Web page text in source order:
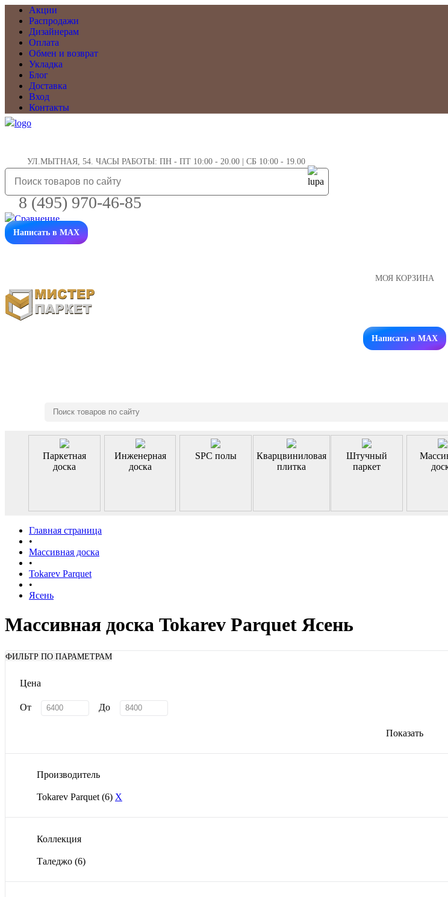
Акции
Распродажи
Дизайнерам
Оплата
Обмен и возврат
Укладка
Блог
Доставка
Вход
Контакты
УЛ.МЫТНАЯ, 54. ЧАСЫ РАБОТЫ: ПН - ПТ 10:00 - 20.00 | СБ 10:00 - 19.00
8 (495) 970-46-85
Написать в MAX
МОЯ КОРЗИНА
Заказать звонок
Написать в MAX
Паркетная
доска
Инженерная
доска
SPC полы
Кварцвиниловая
плитка
Штучный
паркет
Главная страница
•
Массивная доска
•
Tokarev Parquet
•
Ясень
Массивная доска Tokarev Parquet Ясень
ФИЛЬТР ПО ПАРАМЕТРАМ
Цена
От До
Показать
Производитель
Tokarev Parquet (6) X
Коллекция
Таледжо (6)